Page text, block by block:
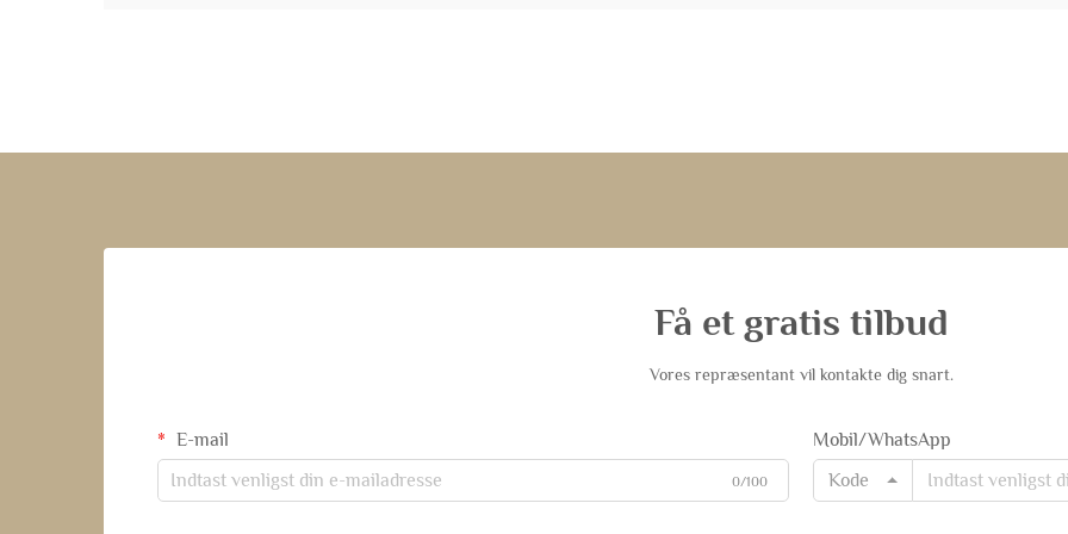
Få et gratis tilbud
Vores repræsentant vil kontakte dig snart.
E-mail
0/100
Mobil/WhatsApp
Kode